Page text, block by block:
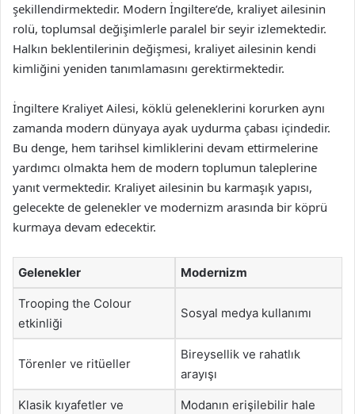
şekillendirmektedir. Modern İngiltere’de, kraliyet ailesinin
rolü, toplumsal değişimlerle paralel bir seyir izlemektedir.
Halkın beklentilerinin değişmesi, kraliyet ailesinin kendi
kimliğini yeniden tanımlamasını gerektirmektedir.
İngiltere Kraliyet Ailesi, köklü geleneklerini korurken aynı
zamanda modern dünyaya ayak uydurma çabası içindedir.
Bu denge, hem tarihsel kimliklerini devam ettirmelerine
yardımcı olmakta hem de modern toplumun taleplerine
yanıt vermektedir. Kraliyet ailesinin bu karmaşık yapısı,
gelecekte de gelenekler ve modernizm arasında bir köprü
kurmaya devam edecektir.
Gelenekler Modernizm
Trooping the Colour
etkinliği
Sosyal medya kullanımı
Törenler ve ritüeller
Bireysellik ve rahatlık
arayışı
Klasik kıyafetler ve
Modanın erişilebilir hale